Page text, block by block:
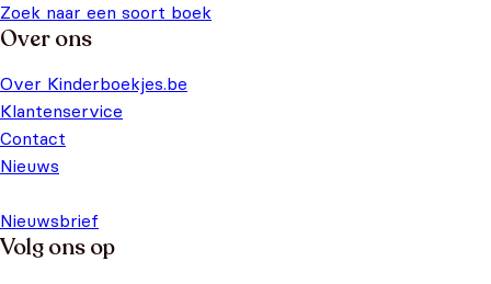
Zoek naar een soort boek
Over ons
Over Kinderboekjes.be
Klantenservice
Contact
Nieuws
Nieuwsbrief
Volg ons op